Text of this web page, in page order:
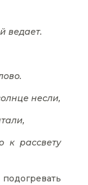
ведает.
несли,
к рассвету